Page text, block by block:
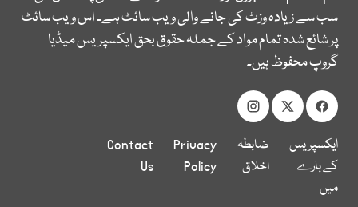
سب سے زیادہ وزٹ کی جانے والی ویب سائٹ ہے۔ اس ویب سائٹ
پر شائع شدہ تمام مواد کے جملہ حقوق بحق ایکسپریس میڈیا
گروپ محفوظ ہیں۔
ایکسپریس
کے بارے
میں
ضابطہ
اخلاق
Privacy
Policy
Contact
Us